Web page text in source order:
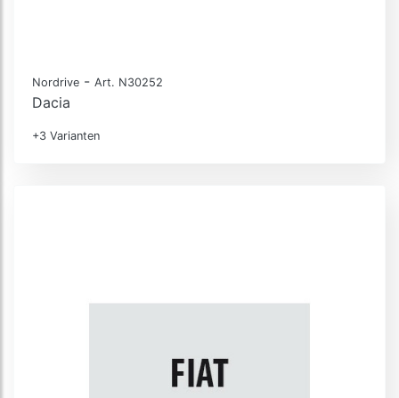
Nordrive - Art. N30252
Dacia
+3 Varianten